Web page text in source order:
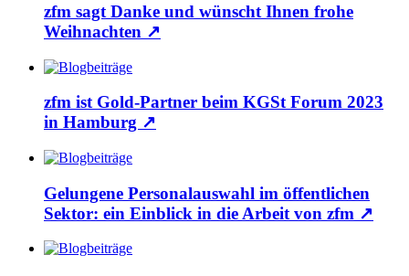
zfm sagt Danke und wünscht Ihnen frohe
Weihnachten ↗
zfm ist Gold-Partner beim KGSt Forum 2023
in Hamburg ↗
Gelungene Personalauswahl im öffentlichen
Sektor: ein Einblick in die Arbeit von zfm ↗